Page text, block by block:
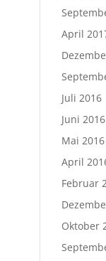
April
Juli 2016
Juni 2016
Mai 2016
April
Februar
Oktober